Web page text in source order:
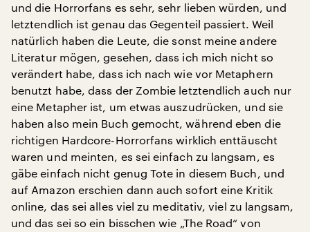
und die Horrorfans es sehr, sehr lieben würden, und
letztendlich ist genau das Gegenteil passiert. Weil
natürlich haben die Leute, die sonst meine andere
Literatur mögen, gesehen, dass ich mich nicht so
verändert habe, dass ich nach wie vor Metaphern
benutzt habe, dass der Zombie letztendlich auch nur
eine Metapher ist, um etwas auszudrücken, und sie
haben also mein Buch gemocht, während eben die
richtigen Hardcore-Horrorfans wirklich enttäuscht
waren und meinten, es sei einfach zu langsam, es
gäbe einfach nicht genug Tote in diesem Buch, und
auf Amazon erschien dann auch sofort eine Kritik
online, das sei alles viel zu meditativ, viel zu langsam,
und das sei so ein bisschen wie „The Road“ von